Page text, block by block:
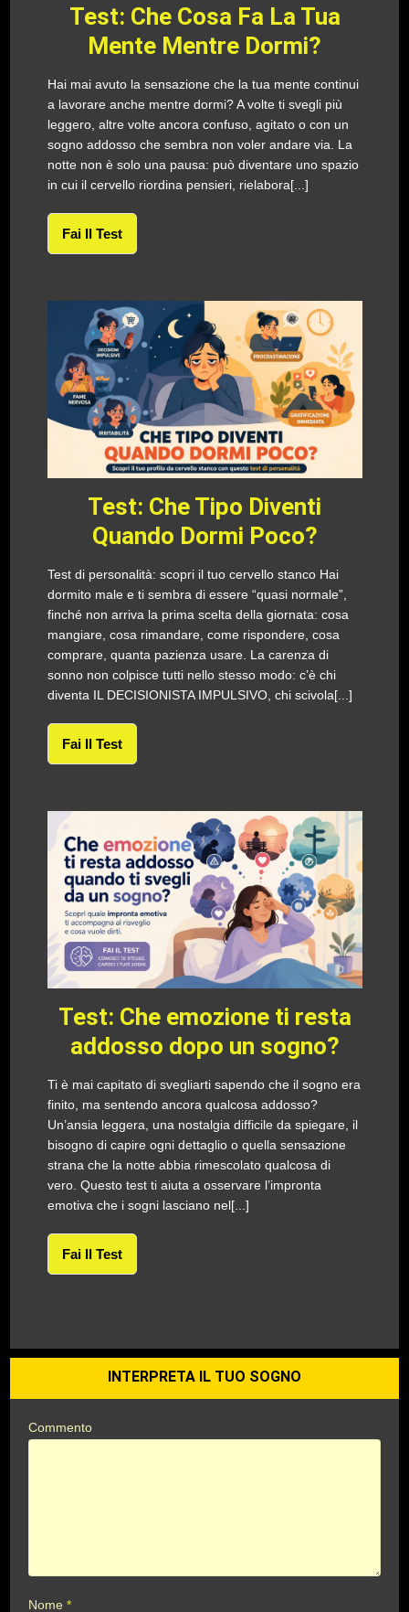
Test: Che Cosa Fa La Tua
Mente Mentre Dormi?
Hai mai avuto la sensazione che la tua mente continui
a lavorare anche mentre dormi? A volte ti svegli più
leggero, altre volte ancora confuso, agitato o con un
sogno addosso che sembra non voler andare via. La
notte non è solo una pausa: può diventare uno spazio
in cui il cervello riordina pensieri, rielabora[...]
Fai Il Test
Test: Che Tipo Diventi
Quando Dormi Poco?
Test di personalità: scopri il tuo cervello stanco Hai
dormito male e ti sembra di essere “quasi normale”,
finché non arriva la prima scelta della giornata: cosa
mangiare, cosa rimandare, come rispondere, cosa
comprare, quanta pazienza usare. La carenza di
sonno non colpisce tutti nello stesso modo: c’è chi
diventa IL DECISIONISTA IMPULSIVO, chi scivola[...]
Fai Il Test
Test: Che emozione ti resta
addosso dopo un sogno?
Ti è mai capitato di svegliarti sapendo che il sogno era
finito, ma sentendo ancora qualcosa addosso?
Un’ansia leggera, una nostalgia difficile da spiegare, il
bisogno di capire ogni dettaglio o quella sensazione
strana che la notte abbia rimescolato qualcosa di
vero. Questo test ti aiuta a osservare l’impronta
emotiva che i sogni lasciano nel[...]
Fai Il Test
INTERPRETA IL TUO SOGNO
Commento
Nome*